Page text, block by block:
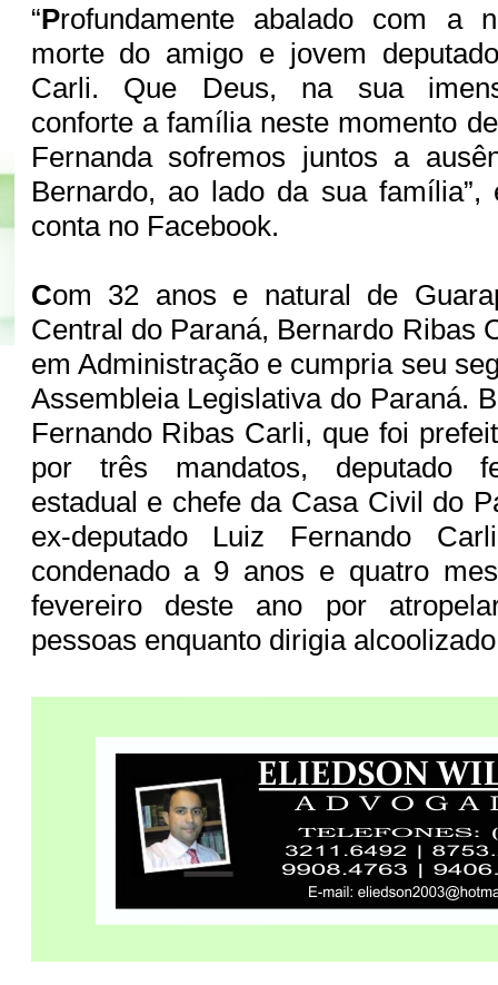
“Profundamente abalado com a
morte do amigo e jovem
Carli. Que Deus, na sua
conforte a família neste momento
Fernanda sofremos juntos a
Bernardo, ao lado da sua família”,
conta no Facebook.
Com 32 anos e natural de
Central do Paraná, Bernardo Ribas
em Administração e cumpria seu
Assembleia Legislativa do Paraná.
Fernando Ribas Carli, que foi
por três mandatos, deputado
estadual e chefe da Casa Civil do
ex-deputado Luiz Fernando
condenado a 9 anos e quatro
fevereiro deste ano por
pessoas enquanto dirigia